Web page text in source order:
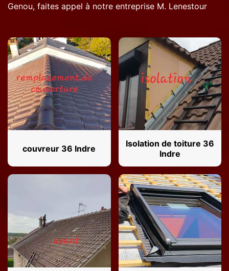
Genou, faites appel à notre entreprise M. Lenestour
couvreur 36 Indre
Isolation de toiture 36
Indre